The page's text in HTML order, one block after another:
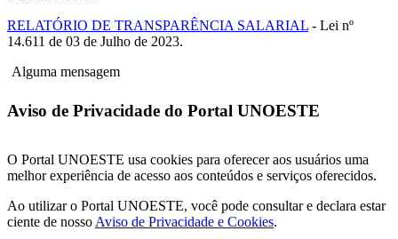
RELATÓRIO DE TRANSPARÊNCIA SALARIAL - Lei nº
14.611 de 03 de Julho de 2023.
Alguma mensagem
Aviso de Privacidade do Portal UNOESTE
O Portal UNOESTE usa cookies para oferecer aos usuários uma
melhor experiência de acesso aos conteúdos e serviços oferecidos.
Ao utilizar o Portal UNOESTE, você pode consultar e declara estar
ciente de nosso Aviso de Privacidade e Cookies.